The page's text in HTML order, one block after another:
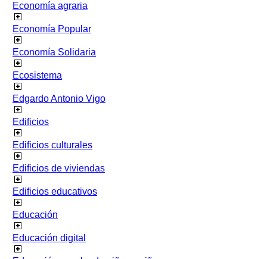
Economía agraria
Economía Popular
Economía Solidaria
Ecosistema
Edgardo Antonio Vigo
Edificios
Edificios culturales
Edificios de viviendas
Edificios educativos
Educación
Educación digital